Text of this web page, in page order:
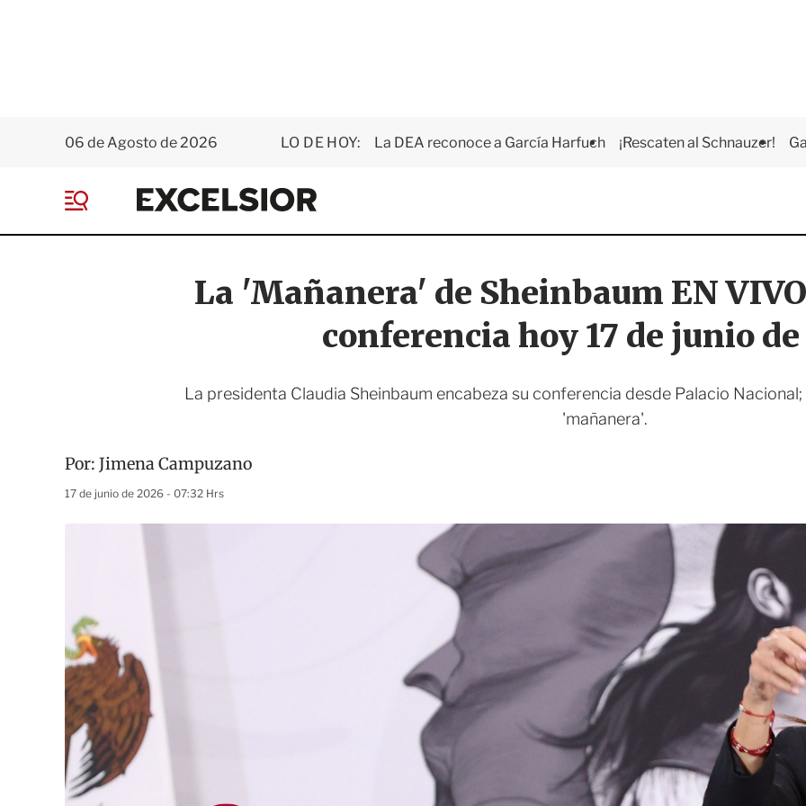
06 de Agosto de 2026 LO DE HOY: La DEA reconoce a García Harfuch ¡Rescaten al Schnauzer!
E
x
e
i
o
e
La 'Mañanera' de Sheinbaum EN
conferencia hoy 17 de junio
La presidenta Claudia Sheinbaum encabeza su conferencia desde Palacio
'mañanera'.
Por: Jimena Campuzano
17 de junio de 2026 - 07:32 Hrs